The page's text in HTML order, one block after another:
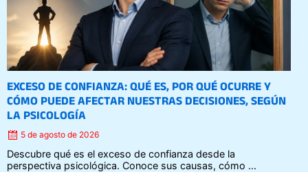
EXCESO DE CONFIANZA: QUÉ ES, POR QUÉ OCURRE Y
CÓMO PUEDE AFECTAR NUESTRAS DECISIONES, SEGÚN
LA PSICOLOGÍA
5 de agosto de 2026
Descubre qué es el exceso de confianza desde la
perspectiva psicológica. Conoce sus causas, cómo ...